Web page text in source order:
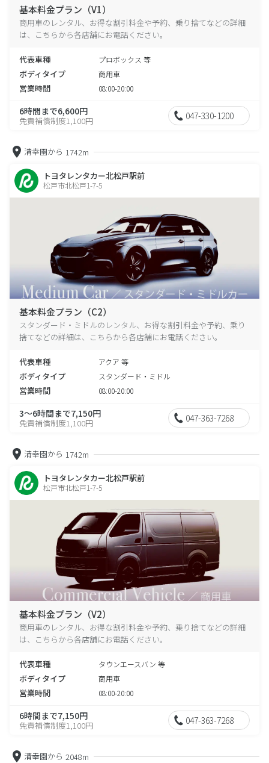
基本料金プラン（V1）
商用車のレンタル、お得な割引料金や予約、乗り捨てなどの詳細
は、こちらから各店舗にお電話ください。
代表車種 プロボックス 等
ボディタイプ 商用車
営業時間 08:00-20:00
6時間まで6,600円
免責補償制度1,100円 047-330-1200
清幸園から 1742m
トヨタレンタカー北松戸駅前
松戸市北松戸1-7-5
基本料金プラン（C2）
スタンダード・ミドルのレンタル、お得な割引料金や予約、乗り
捨てなどの詳細は、こちらから各店舗にお電話ください。
代表車種 アクア 等
ボディタイプ スタンダード・ミドル
営業時間 08:00-20:00
3～6時間まで7,150円
免責補償制度1,100円 047-363-7268
清幸園から 1742m
トヨタレンタカー北松戸駅前
松戸市北松戸1-7-5
基本料金プラン（V2）
商用車のレンタル、お得な割引料金や予約、乗り捨てなどの詳細
は、こちらから各店舗にお電話ください。
代表車種 タウンエースバン 等
ボディタイプ 商用車
営業時間 08:00-20:00
6時間まで7,150円
免責補償制度1,100円 047-363-7268
清幸園から 2048m